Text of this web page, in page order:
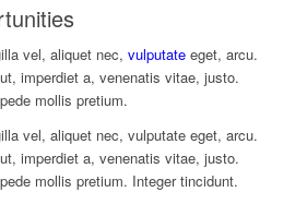
vel, aliquet nec, vulputateeget, arcu.
imperdiet a, venenatis vitae, justo.
mollis pretium.
vel, aliquet nec, vulputate eget, arcu.
imperdiet a, venenatis vitae, justo.
mollis pretium. Integer tincidunt.